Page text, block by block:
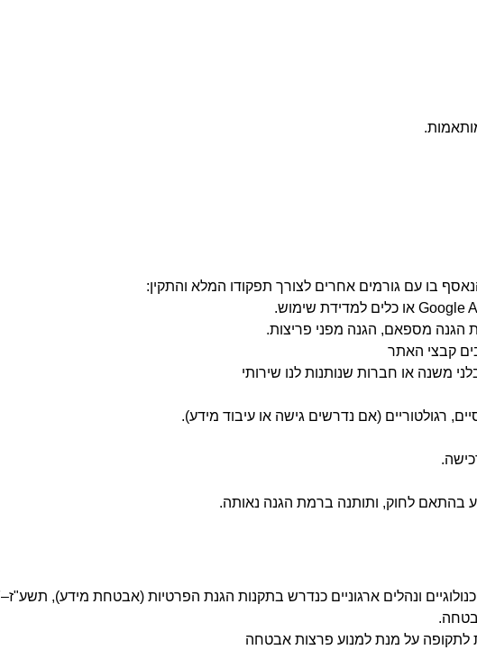
בו עם גורמים אחרים לצורך תפקודו המלא והתקין:
מספאם, הגנה מפני פריצות.
קבצי האתר
משנה או חברות שנותנות לנו שירותי
רגולטוריים (אם נדרשים גישה או עיבוד מידע).
בהתאם לחוק, ותותנה ברמת הגנה נאותה.
ונהלים ארגוניים כנדרש בתקנות הגנת הפרטיות (אבטחת מידע), תשע"ז–2017.
לתקופה על מנת למנוע פרצות אבטחה